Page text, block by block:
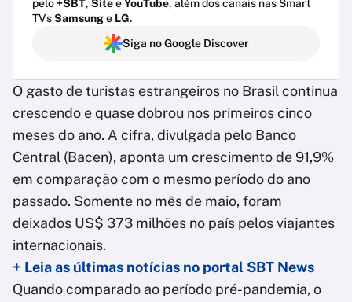
pelo+SBT, SiteeYouTube, além dos canais nas Smart
TVsSamsunge LG.
Siga no Google Discover
O gasto de turistas estrangeiros no Brasil continua
crescendo e quase dobrou nos primeiros cinco
meses do ano. A cifra, divulgada pelo Banco
Central (Bacen), aponta um crescimento de 91,9%
em comparação com o mesmo período do ano
passado. Somente no mês de maio, foram
deixados US$ 373 milhões no país pelos viajantes
internacionais.
+ Leia as últimas notícias no portal SBT News
Quando comparado ao período pré-pandemia, o